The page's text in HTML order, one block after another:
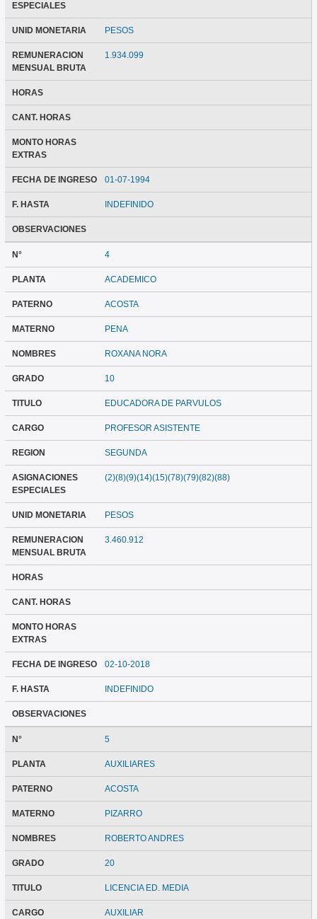
ESPECIALES
UNID MONETARIA PESOS
REMUNERACION
MENSUAL BRUTA
1.934.099
HORAS
CANT. HORAS
MONTO HORAS
EXTRAS
FECHA DE INGRESO 01-07-1994
F. HASTA INDEFINIDO
OBSERVACIONES
N° 4
PLANTA ACADEMICO
PATERNO ACOSTA
MATERNO PENA
NOMBRES ROXANA NORA
GRADO 10
TITULO EDUCADORA DE PARVULOS
CARGO PROFESOR ASISTENTE
REGION SEGUNDA
ASIGNACIONES
ESPECIALES
(2)(8)(9)(14)(15)(78)(79)(82)(88)
UNID MONETARIA PESOS
REMUNERACION
MENSUAL BRUTA
3.460.912
HORAS
CANT. HORAS
MONTO HORAS
EXTRAS
FECHA DE INGRESO 02-10-2018
F. HASTA INDEFINIDO
OBSERVACIONES
N° 5
PLANTA AUXILIARES
PATERNO ACOSTA
MATERNO PIZARRO
NOMBRES ROBERTO ANDRES
GRADO 20
TITULO LICENCIA ED. MEDIA
CARGO AUXILIAR